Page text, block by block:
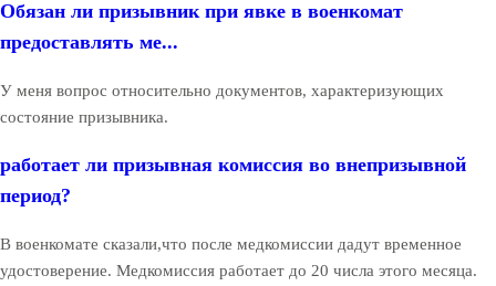
Обязан ли призывник при явке в военкомат
предоставлять ме...
У меня вопрос относительно документов, характеризующих
состояние призывника.
работает ли призывная комиссия во внепризывной
период?
В военкомате сказали,что после медкомиссии дадут временное
удостоверение. Медкомиссия работает до 20 числа этого месяца.